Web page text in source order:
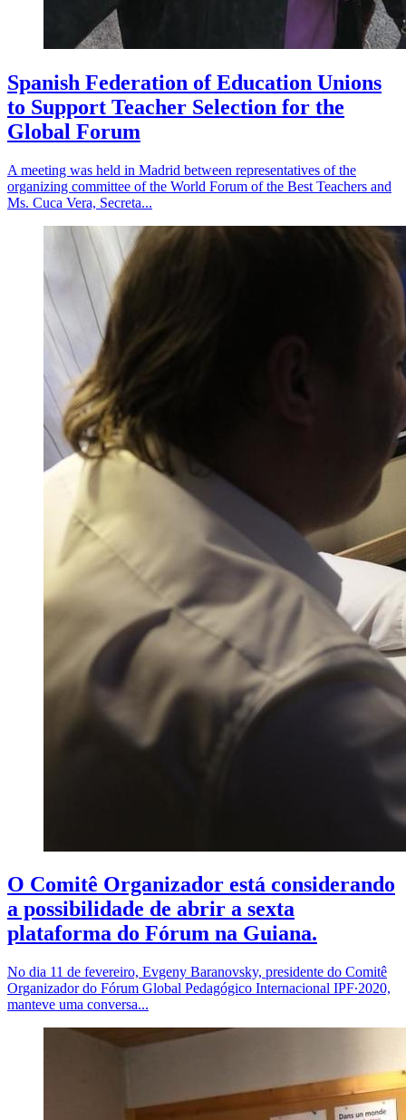
Spanish Federation of Education Unions
to Support Teacher Selection for the
Global Forum
A meeting was held in Madrid between representatives of the
organizing committee of the World Forum of the Best Teachers and
Ms. Cuca Vera, Secreta...
O Comitê Organizador está considerando
a possibilidade de abrir a sexta
plataforma do Fórum na Guiana.
No dia 11 de fevereiro, Evgeny Baranovsky, presidente do Comitê
Organizador do Fórum Global Pedagógico Internacional IPF∙2020,
manteve uma conversa...